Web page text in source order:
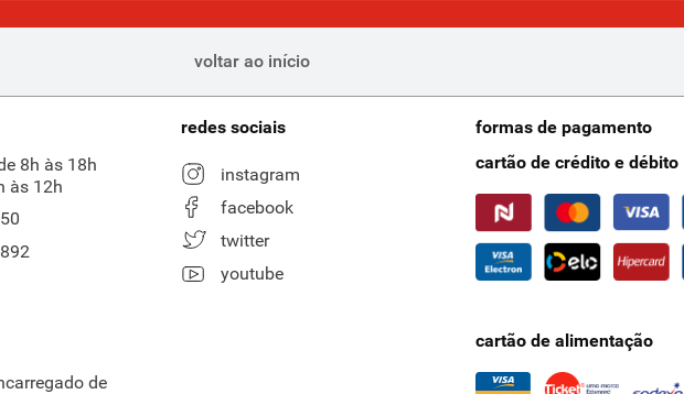
voltar ao início
8h às 18h
às 12h
de
redes sociais
instagram
facebook
twitter
youtube
formas de pagamento
cartão de crédito e débito
cartão de alimentação